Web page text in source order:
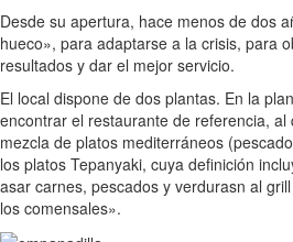
Desde su apertura, hace menos de dos
hueco», para adaptarse a la crisis, para
resultados y dar el mejor servicio.
El local dispone de dos plantas. En la
encontrar el restaurante de referencia,
mezcla de platos mediterráneos
los platos Tepanyaki, cuya definición
asar carnes, pescados y verdurasn al
los comensales».